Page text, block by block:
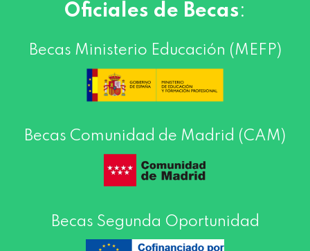
Oficiales de Becas:
Becas Ministerio Educación (MEFP)
Becas Comunidad de Madrid (CAM)
Becas Segunda Oportunidad